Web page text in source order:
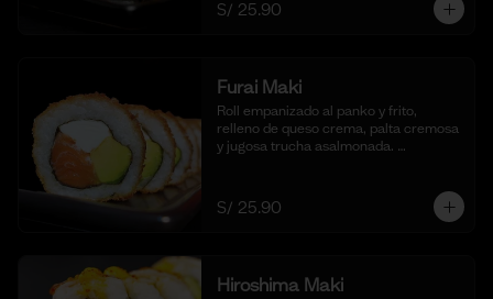
S/ 25.90
Furai Maki
Roll empanizado al panko y frito,
relleno de queso crema, palta cremosa
y jugosa trucha asalmonada.
S/ 25.90
Hiroshima Maki